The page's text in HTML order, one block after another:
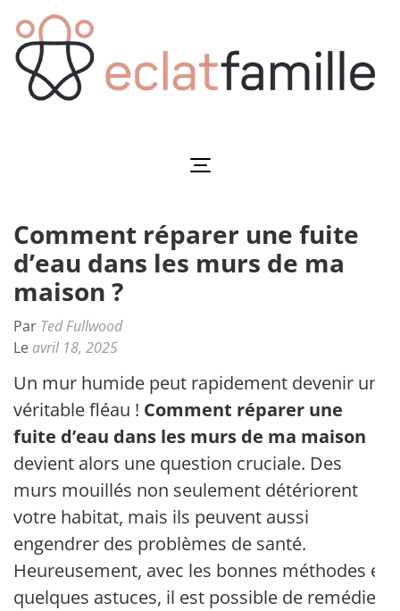
au
contenu
(Pressez
Comment réparer une fuite
d’eau dans les murs de ma
maison ?
Par Ted Fullwood
Le avril 18, 2025
Un mur humide peut rapidement devenir un
véritable fléau ! Comment réparer une
fuite d’eau dans les murs de ma maison
devient alors une question cruciale. Des
murs mouillés non seulement détériorent
votre habitat, mais ils peuvent aussi
engendrer des problèmes de santé.
Heureusement, avec les bonnes méthodes et
quelques astuces, il est possible de remédier